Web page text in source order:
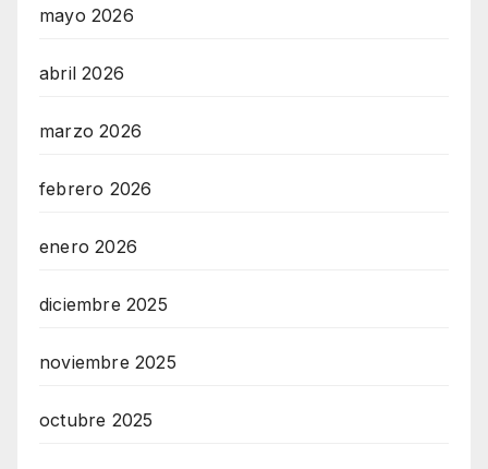
mayo 2026
abril 2026
marzo 2026
febrero 2026
enero 2026
diciembre 2025
noviembre 2025
octubre 2025